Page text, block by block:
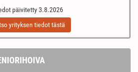
päivitetty 3.8.2026
yrityksen tiedot tästä